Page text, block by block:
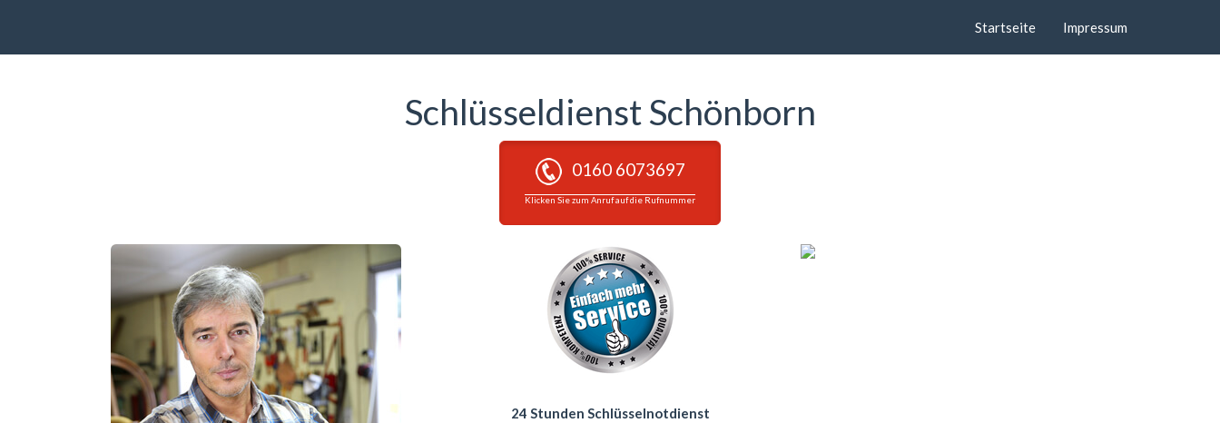
Startseite Impressum
Schlüsseldienst Schönborn
0160 6073697
Klicken Sie zum Anruf auf die Rufnummer
24 Stunden Schlüsselnotdienst